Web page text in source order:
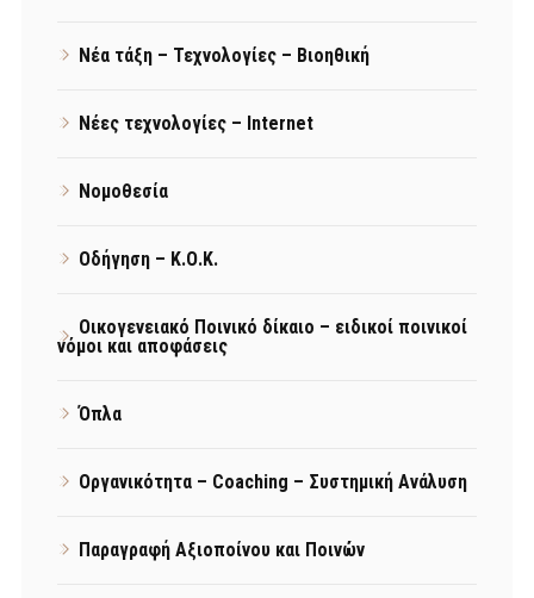
Νέα τάξη – Τεχνολογίες – Βιοηθική
Νέες τεχνολογίες – Internet
Νομοθεσία
Οδήγηση – Κ.Ο.Κ.
Οικογενειακό Ποινικό δίκαιο – ειδικοί ποινικοί
νόμοι και αποφάσεις
Όπλα
Οργανικότητα – Coaching – Συστημική Ανάλυση
Παραγραφή Αξιοποίνου και Ποινών